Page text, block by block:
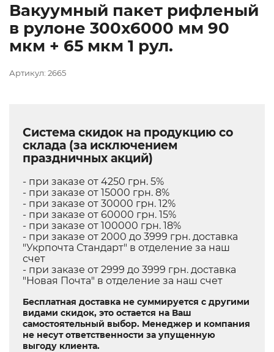
Вакуумный пакет рифленый
в рулоне 300х6000 мм 90
мкм + 65 мкм 1 рул.
Артикул: 2665
Система скидок на продукцию со
склада (за исключением
праздничных акций)
- при заказе от 4250 грн. 5%
- при заказе от 15000 грн. 8%
- при заказе от 30000 грн. 12%
- при заказе от 60000 грн. 15%
- при заказе от 100000 грн. 18%
- при заказе от 2000 до 3999 грн. доставка
"Укрпочта Стандарт" в отделение за наш
счет
- при заказе от 2999 до 3999 грн. доставка
"Новая Почта" в отделение за наш счет
Бесплатная доставка не суммируется с другими
видами скидок, это остается на Ваш
самостоятельный выбор. Менеджер и компания
не несут ответственности за упущенную
выгоду клиента.